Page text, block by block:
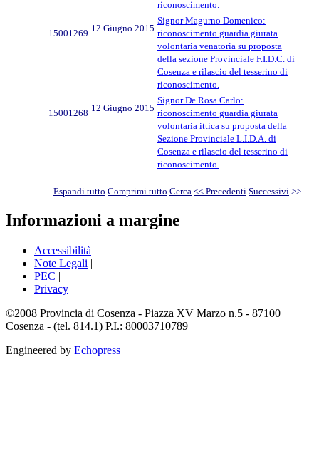
riconoscimento.
15001269 12 Giugno 2015
Signor Magurno Domenico:
riconoscimento guardia giurata
volontaria venatoria su proposta
della sezione Provinciale F.I.D.C. di
Cosenza e rilascio del tesserino di
riconoscimento.
15001268 12 Giugno 2015
Signor De Rosa Carlo:
riconoscimento guardia giurata
volontaria ittica su proposta della
Sezione Provinciale L.I.D.A. di
Cosenza e rilascio del tesserino di
riconoscimento.
Espandi tutto Comprimi tutto Cerca << Precedenti Successivi >>
Informazioni a margine
Accessibilità |
Note Legali |
PEC |
Privacy
©2008 Provincia di Cosenza - Piazza XV Marzo n.5 - 87100
Cosenza - (tel. 814.1) P.I.: 80003710789
Engineered by Echopress